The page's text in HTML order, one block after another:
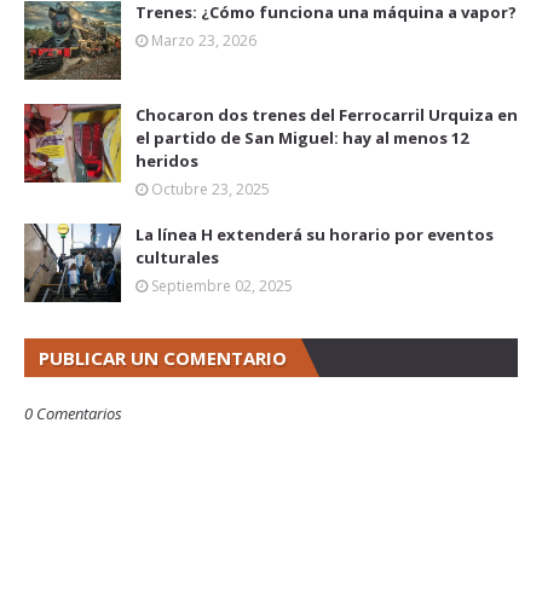
Trenes: ¿Cómo funciona una máquina a vapor?
Marzo 23, 2026
Chocaron dos trenes del Ferrocarril Urquiza en
el partido de San Miguel: hay al menos 12
heridos
Octubre 23, 2025
La línea H extenderá su horario por eventos
culturales
Septiembre 02, 2025
PUBLICAR UN COMENTARIO
0 Comentarios